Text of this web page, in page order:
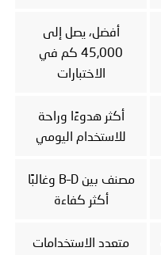
أفضل، يصل إلى
45,000 كم في
الاختبارات
أكثر هدوءًا وراحة
للاستخدام اليومي
مصنف بين B–D وغالبًا
أكثر كفاءة
متعدد الاستخدامات